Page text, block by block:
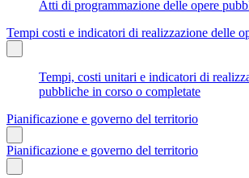
Atti di programmazione delle opere
Tempi costi e indicatori di realizzazione delle
Tempi, costi unitari e indicatori di
pubbliche in corso o completate
Pianificazione e governo del territorio
Pianificazione e governo del territorio